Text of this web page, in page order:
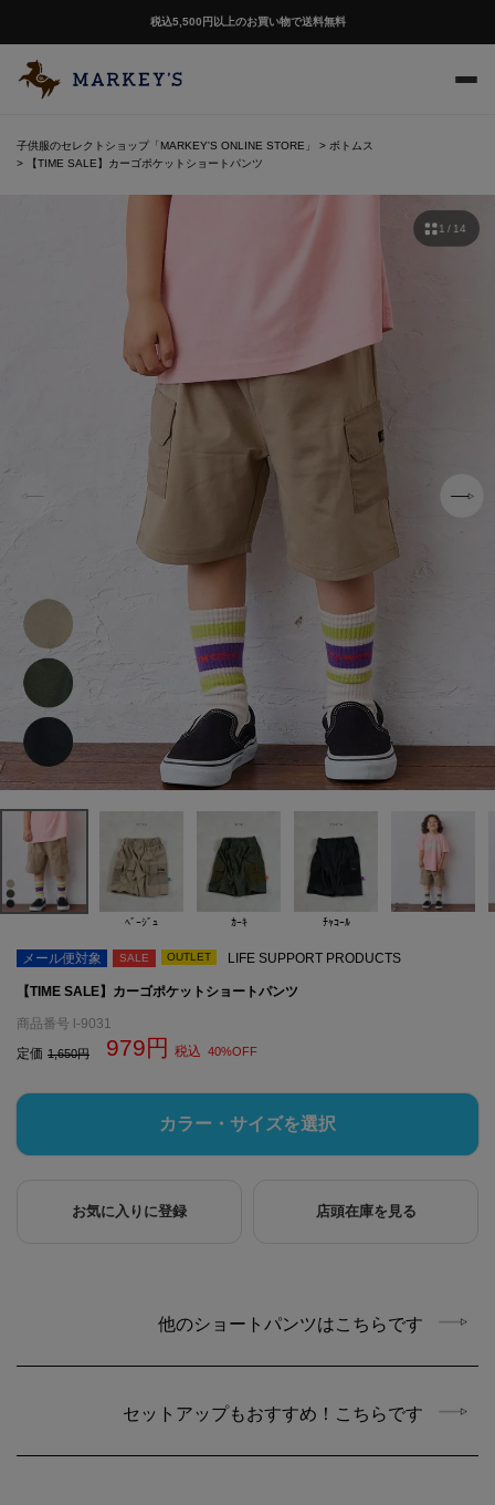
税込5,500円以上のお買い物で送料無料
子供服のセレクトショップ「MARKEY'S ONLINE STORE」
ボトムス
【TIME SALE】カーゴポケットショートパンツ
ﾍﾞｰｼﾞｭ ｶｰｷ ﾁｬｺｰﾙ
1 / 14
メール便対象 SALE OUTLET LIFE SUPPORT PRODUCTS
【TIME SALE】カーゴポケットショートパンツ
商品番号 l-9031
定価 1,650 979 税込 40%OFF
カラー・サイズを選択
お気に入りに登録 店頭在庫を見る
他のショートパンツはこちらです
セットアップもおすすめ！こちらです